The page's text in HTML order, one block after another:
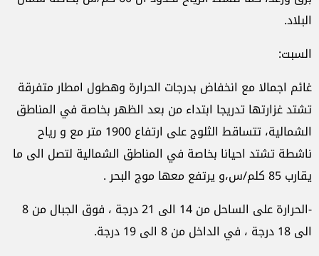
البلاد.
السبت:
غائم اجمالا مع انخفاض بدرجات الحرارة وهطول امطار متفرقة
تشتد غزارتها تدريجا ابتداء من بعد الظهر بخاصة في المناطق
الشمالية، تتساقط الثلوج على ارتفاع 1900 متر مع و رياح
ناشطة تشتد احيانا بخاصة في المناطق الشمالية لتصل الى ما
يقارب 85 كلم/س،و يرتفع معها موج البحر .
-الحرارة على الساحل من 14 الى 21 درجة ، فوق الجبال من 8
الى 18 درجة ، في الداخل من 8 الى 19 درجة.